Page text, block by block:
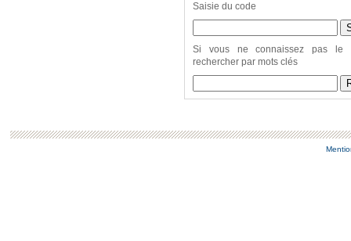
Saisie du code
Si vous ne connaissez pas le
rechercher par mots clés